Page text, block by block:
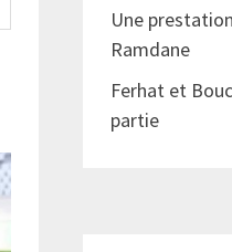
Une
Ramdane
Ferhat et
partie